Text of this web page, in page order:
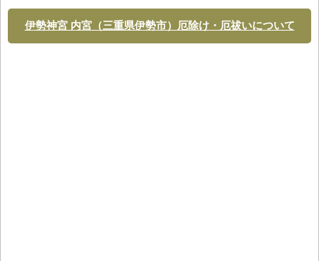
伊勢神宮 内宮（三重県伊勢市）厄除け・厄祓いについて